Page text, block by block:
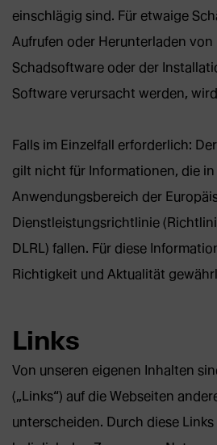
einschlägig sind. Für etwaige
Aufrufen oder Herunterladen von
Schadsoftware oder der
Software verursacht werden,
Falls im Einzelfall erforderlich:
gilt nicht für Informationen, die in
Anwendungsbereich der
Dienstleistungsrichtlinie
DLRL) fallen. Für diese
Richtigkeit und Aktualität
Links
Von unseren eigenen Inhalten
(„Links“) auf die Webseiten
unterscheiden. Durch diese